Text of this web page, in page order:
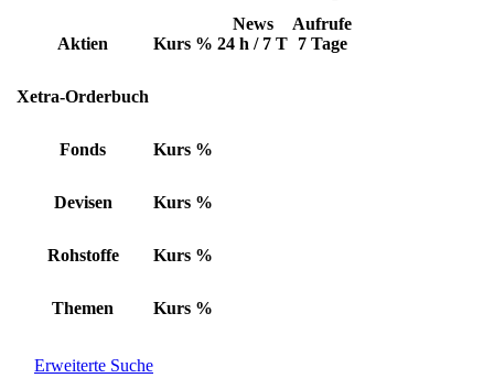
Aktien Kurs %
News
24 h / 7 T
Aufrufe
7 Tage
Xetra-Orderbuch
Fonds Kurs %
Devisen Kurs %
Rohstoffe Kurs %
Themen Kurs %
Erweiterte Suche